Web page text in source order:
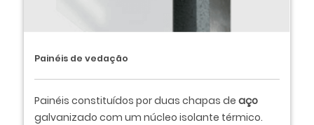
Painéis de vedação
Painéis constituídos por duas chapas deaço
galvanizado com um núcleo isolante térmico.